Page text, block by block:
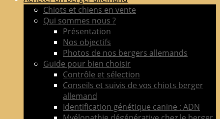
Chiots et chiens en vente
Qui sommes nous ?
Présentation
Nos objectifs
Photos de nos bergers allemands
Guide pour bien choisir
Contrôle et sélection
Conseils et suivis de vos chiots berger
allemand
Identification génétique canine : ADN